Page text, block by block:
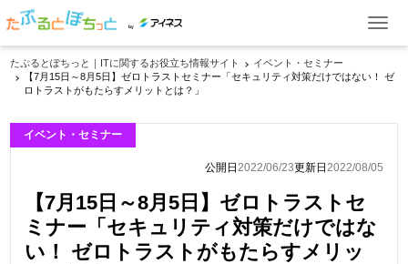
by
ITお役立ち情報
ケーススタディ
イベント・セミナー
製品一覧
たぷるとぽちっと｜ITに関するお役立ち情報サイト
イベント・セミナー
【7月15日～8月5日】ゼロトラストセミナー「セキュリティ対策だけではない！ ゼ
ロトラストがもたらすメリットとは？」
イベント・セミナー
公開日 2022/06/23更新日 2022/08/05
【7月15日～8月5日】ゼロトラストセ
ミナー「セキュリティ対策だけではな
い！ ゼロトラストがもたらすメリッ